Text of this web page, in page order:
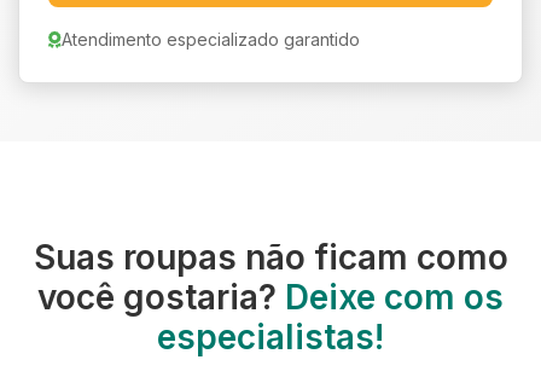
Atendimento especializado garantido
Suas roupas não ficam como
você gostaria? Deixe com os
especialistas!